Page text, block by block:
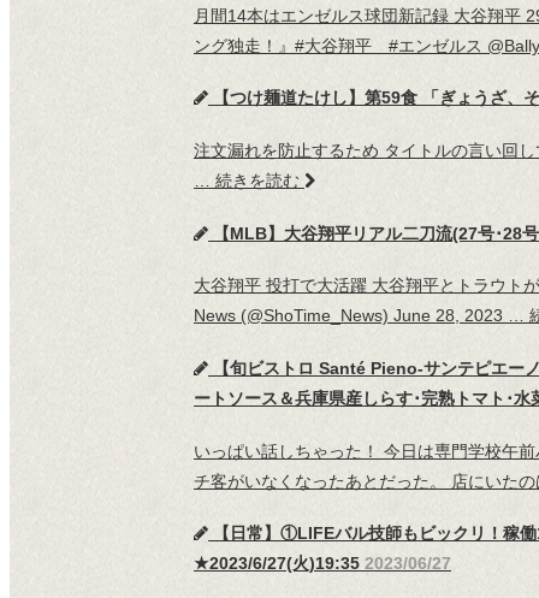
月間14本はエンゼルス球団新記録 大谷翔平
ング独走！』#大谷翔平 #エンゼルス
【つけ麺道たけし】第59食 「ぎょうざ
注文漏れを防止するため タイトルの言い回
続きを読む
【MLB】大谷翔平リアル二刀流(27号･
大谷翔平 投打で大活躍 大谷翔平とトラウト
News (@ShoTime_News) June 28, 2023 …
【旬ビストロ Santé Pieno-サンテピエー
ートソース＆兵庫県産しらす･完熟トマト･
いっぱい話しちゃった！ 今日は専門学校午
チ客がいなくなったあとだった。 店にいた
【日常】①LIFEバル技師もビックリ！稼
★2023/6/27(火)19:35 2023/06/27